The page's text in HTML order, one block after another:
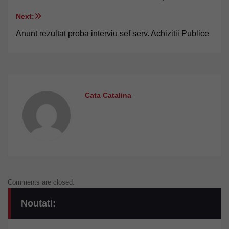
articole
Next:
Anunt rezultat proba interviu sef serv. Achizitii Publice
Cata Catalina
Comments are closed.
Noutati: